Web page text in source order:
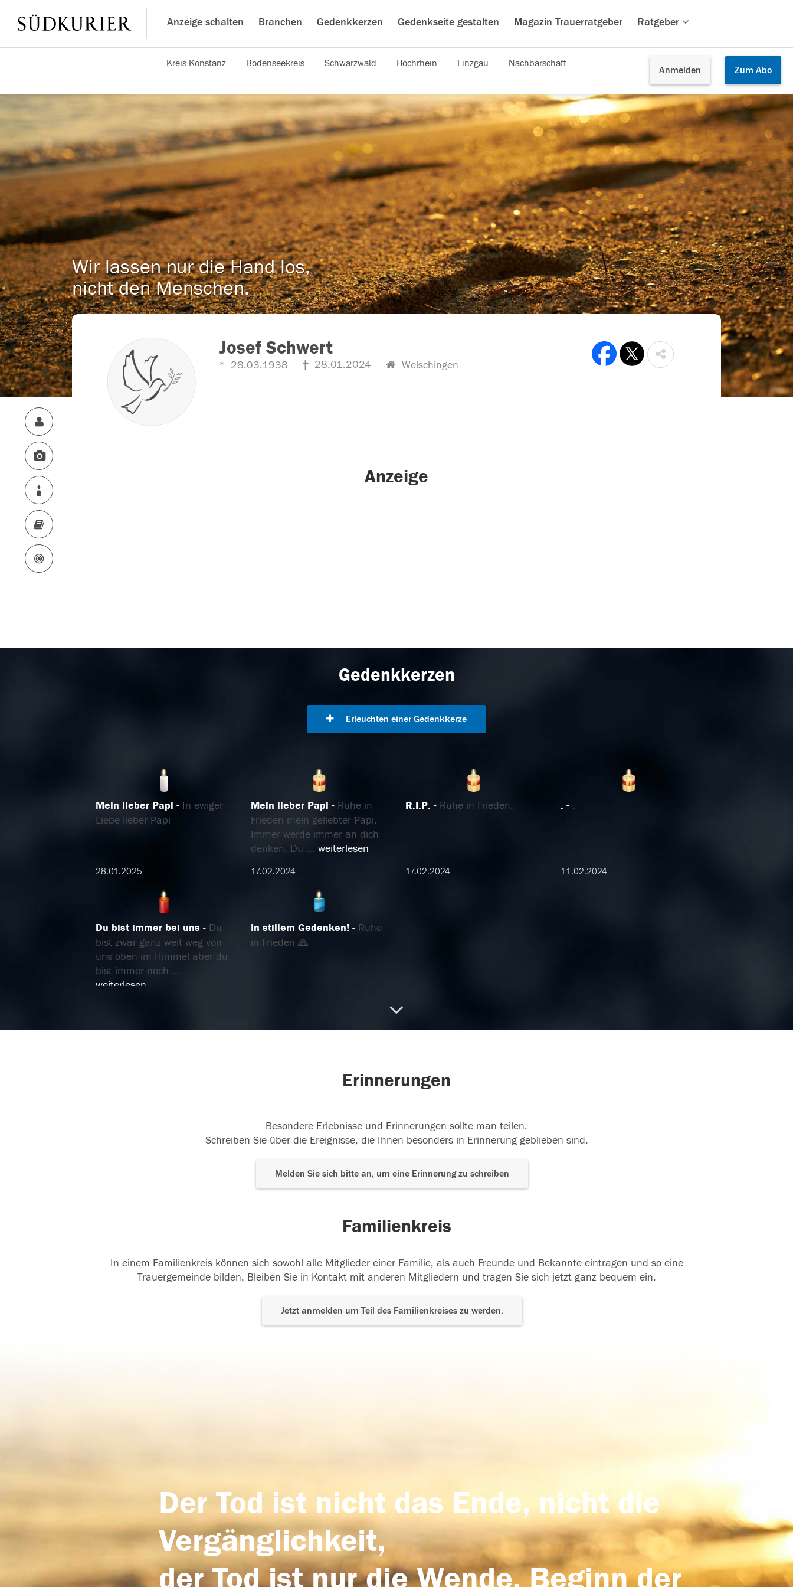
Anzeige schalten Branchen Gedenkkerzen Gedenkseite gestalten Magazin Trauerratgeber Ratgeber
Anmelden Zum Abo
Kreis Konstanz Bodenseekreis Schwarzwald Hochrhein Linzgau Nachbarschaft
Wir lassen nur die Hand los,
nicht den Menschen.
Josef Schwert
28.03.1938 28.01.2024 Welschingen
Anzeige
Gedenkkerzen
Erleuchten einer Gedenkkerze
Mein lieber Papi
In ewiger
Liebe lieber Papi
28.01.2025
Mein lieber Papi
Ruhe in
Frieden mein geliebter Papi.
Immer werde immer an dich
denken. Du ... weiterlesen
17.02.2024
R.I.P. Ruhe in Frieden.
17.02.2024
. .
11.02.2024
Du bist immer bei uns
Du
bist zwar ganz weit weg von
uns oben im Himmel aber du
bist immer noch ...
weiterlesen
In stillem Gedenken!
Ruhe
in Frieden 🙏
Erinnerungen
Besondere Erlebnisse und Erinnerungen sollte man teilen.
Schreiben Sie über die Ereignisse, die Ihnen besonders in Erinnerung geblieben sind.
Melden Sie sich bitte an, um eine Erinnerung zu schreiben
Familienkreis
In einem Familienkreis können sich sowohl alle Mitglieder einer Familie, als auch Freunde und Bekannte eintragen und so eine
Trauergemeinde bilden. Bleiben Sie in Kontakt mit anderen Mitgliedern und tragen Sie sich jetzt ganz bequem ein.
Jetzt anmelden um Teil des Familienkreises zu werden.
Der Tod ist nicht das Ende, nicht die
Vergänglichkeit,
der Tod ist nur die Wende, Beginn der